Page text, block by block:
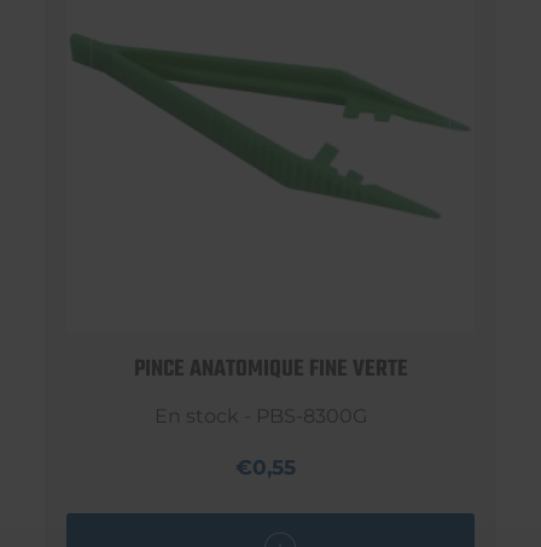
PINCE ANATOMIQUE FINE VERTE
En stock - PBS-8300G
€0,55